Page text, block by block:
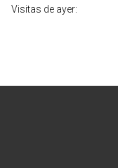
Visitas de ayer: